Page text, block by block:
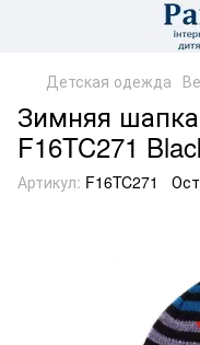
Детская одежда
Зимняя
F16TC271
Артикул: F16TC271